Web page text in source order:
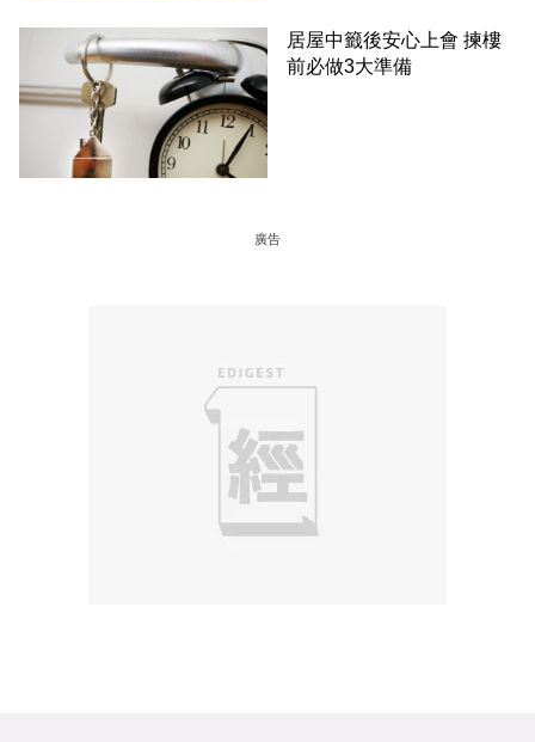
居屋中籤後安心上會 揀樓
前必做3大準備
廣告